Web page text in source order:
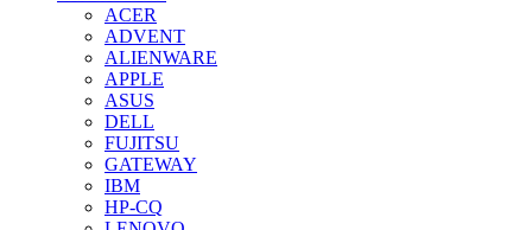
ACER
ADVENT
ALIENWARE
APPLE
ASUS
DELL
FUJITSU
GATEWAY
IBM
HP-CQ